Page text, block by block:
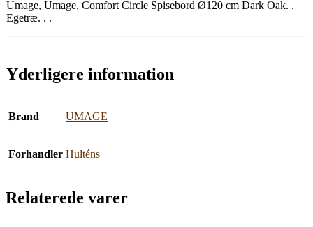
Umage, Umage, Comfort Circle Spisebord Ø120 cm Dark Oak. .
Egetræ. . .
Yderligere information
Brand UMAGE
Forhandler Hulténs
Relaterede varer